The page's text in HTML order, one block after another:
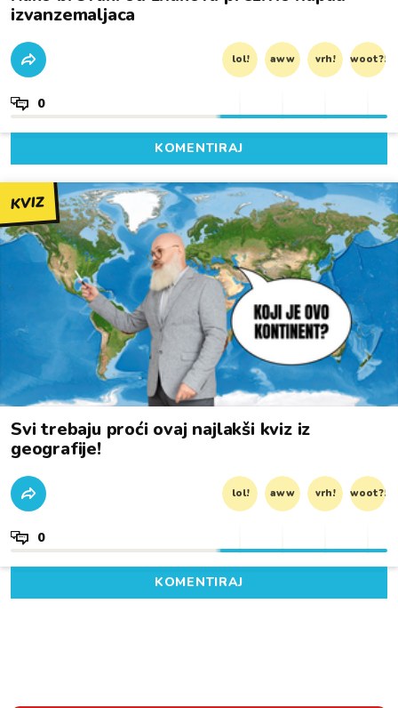
izvanzemaljaca
lol! aww vrh! woot?!
0
KOMENTIRAJ
KVIZ
Svi trebaju proći ovaj najlakši kviz iz
geografije!
lol! aww vrh! woot?!
0
KOMENTIRAJ